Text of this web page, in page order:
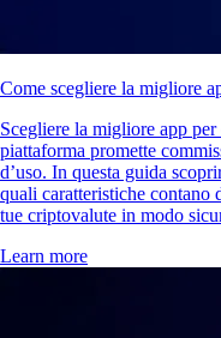
Come scegliere la migliore
Scegliere la migliore app
piattaforma promette
d’uso. In questa guida
quali caratteristiche contano
tue criptovalute in modo
Learn more